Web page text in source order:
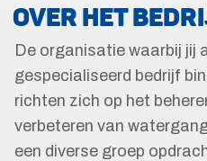
OVER HET
De organisatie waarbij jij
gespecialiseerd bedrijf
richten zich op het
verbeteren van
een diverse groep